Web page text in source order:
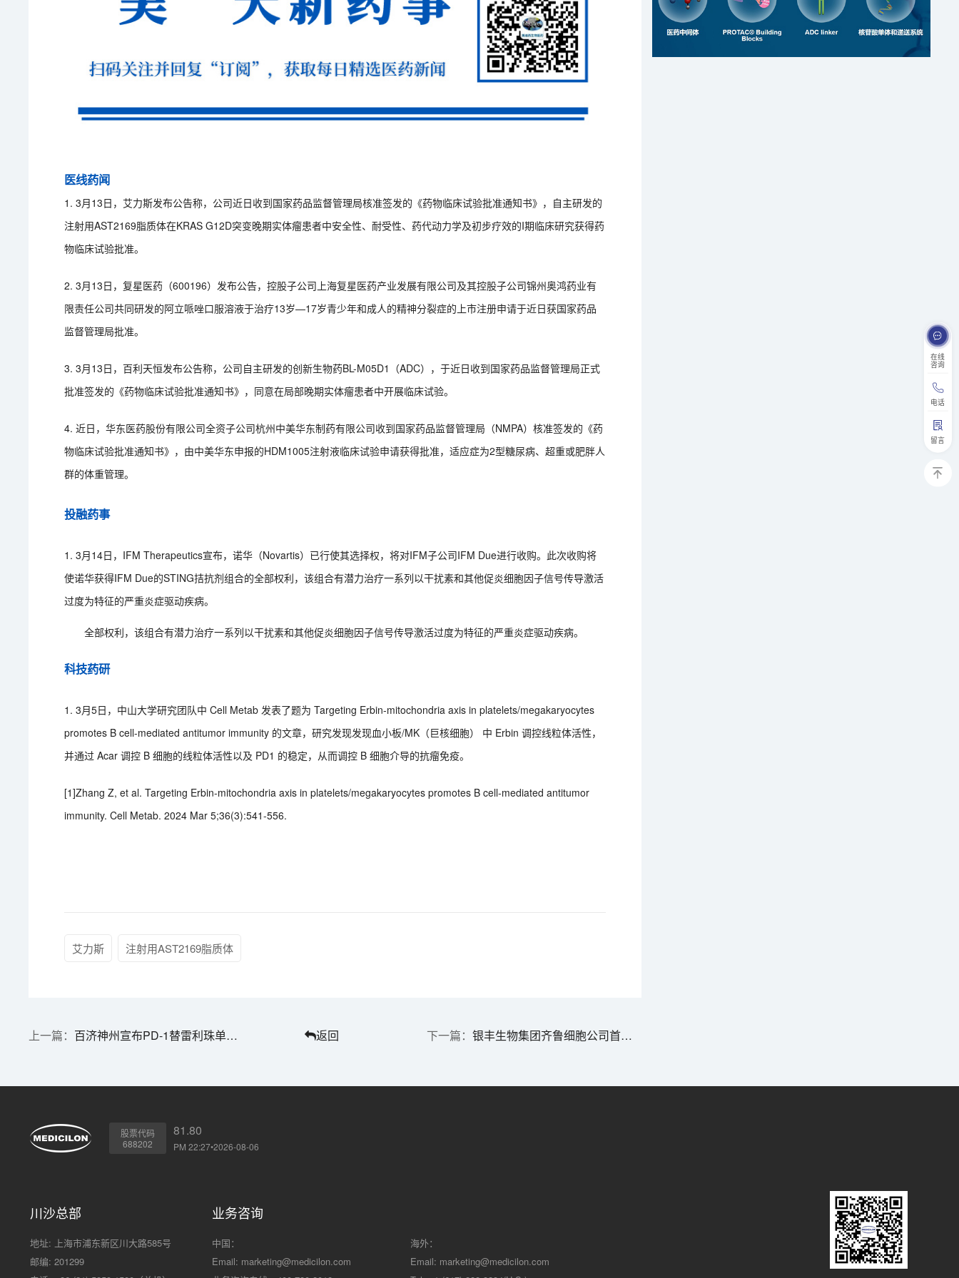
在线
咨询
电话
留言
医线药闻
1. 3月13日，艾力斯发布公告称，公司近日收到国家药品监督管理局核准签发的《药物临床试验批准通知书》，自主研发的
注射用AST2169脂质体在KRAS G12D突变晚期实体瘤患者中安全性、耐受性、药代动力学及初步疗效的I期临床研究获得药
物临床试验批准。
2. 3月13日，复星医药（600196）发布公告，控股子公司上海复星医药产业发展有限公司及其控股子公司锦州奥鸿药业有
限责任公司共同研发的阿立哌唑口服溶液于治疗13岁—17岁青少年和成人的精神分裂症的上市注册申请于近日获国家药品
监督管理局批准。
3. 3月13日，百利天恒发布公告称，公司自主研发的创新生物药BL-M05D1（ADC），于近日收到国家药品监督管理局正式
批准签发的《药物临床试验批准通知书》，同意在局部晚期实体瘤患者中开展临床试验。
4. 近日，华东医药股份有限公司全资子公司杭州中美华东制药有限公司收到国家药品监督管理局（NMPA）核准签发的《药
物临床试验批准通知书》，由中美华东申报的HDM1005注射液临床试验申请获得批准，适应症为2型糖尿病、超重或肥胖人
群的体重管理。
投融药事
1. 3月14日，IFM Therapeutics宣布，诺华（Novartis）已行使其选择权，将对IFM子公司IFM Due进行收购。此次收购将
使诺华获得IFM Due的STING拮抗剂组合的全部权利，该组合有潜力治疗一系列以干扰素和其他促炎细胞因子信号传导激活
过度为特征的严重炎症驱动疾病。
全部权利，该组合有潜力治疗一系列以干扰素和其他促炎细胞因子信号传导激活过度为特征的严重炎症驱动疾病。
科技药研
1. 3月5日，中山大学研究团队中 Cell Metab 发表了题为 Targeting Erbin-mitochondria axis in platelets/megakaryocytes
promotes B cell-mediated antitumor immunity 的文章，研究发现发现血小板/MK（巨核细胞） 中 Erbin 调控线粒体活性，
并通过 Acar 调控 B 细胞的线粒体活性以及 PD1 的稳定，从而调控 B 细胞介导的抗瘤免疫。
[1]Zhang Z, et al. Targeting Erbin-mitochondria axis in platelets/megakaryocytes promotes B cell-mediated antitumor
immunity. Cell Metab. 2024 Mar 5;36(3):541-556.
艾力斯 注射用AST2169脂质体
百济神州宣布PD-1替雷利珠单抗获FDA批准上市 返回 银丰生物集团齐鲁细胞公司首款干细胞药物IND获批
股票代码
688202
81.80
PM 22:27•2026-08-06
川沙总部
地址: 上海市浦东新区川大路585号
邮编: 201299
业务咨询
中国：
Email: marketing@medicilon.com
海外：
Email: marketing@medicilon.com